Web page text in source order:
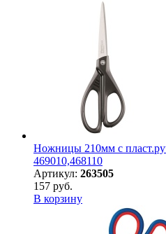
Ножницы 210мм с
469010,468110
Артикул: 263505
157 руб.
В корзину